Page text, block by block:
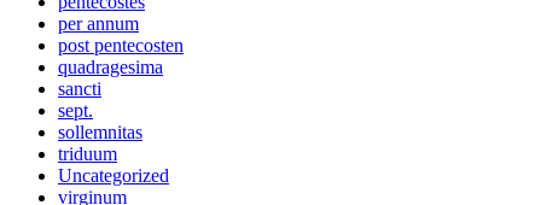
per annum
post pentecosten
quadragesima
sancti
sept.
sollemnitas
triduum
Uncategorized
virginum